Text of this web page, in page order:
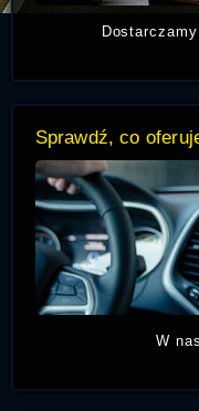
Sprawdź, co
W